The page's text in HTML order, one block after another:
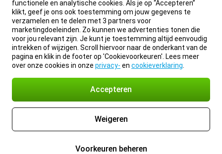
functionele en analytische cookies. Als je op “Accepteren”
klikt, geef je ons ook toestemming om jouw gegevens te
verzamelen en te delen met 3 partners voor
marketingdoeleinden. Zo kunnen we advertenties tonen die
voor jou relevant zijn. Je kunt je toestemming altijd eenvoudig
intrekken of wijzigen. Scroll hiervoor naar de onderkant van de
pagina en klik in de footer op 'Cookievoorkeuren'. Lees meer
over onze cookies in onze privacy- en cookieverklaring
Accepteren
Weigeren
Voorkeuren beheren